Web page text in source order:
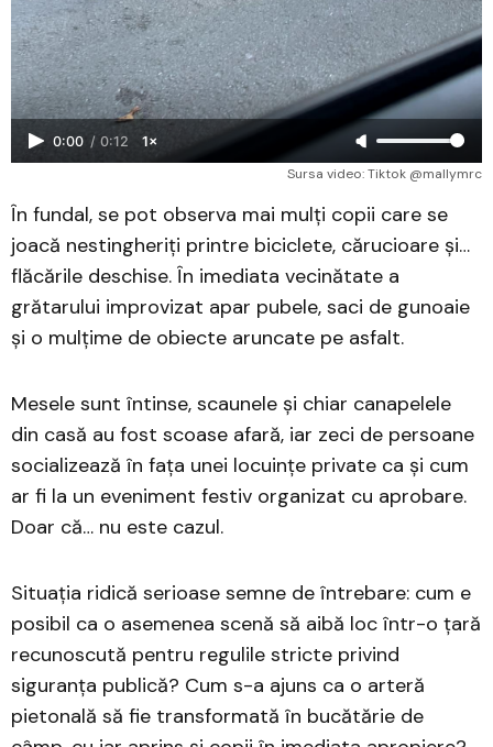
0:00 / 0:12 1×
Sursa video: Tiktok @mallymrc
În fundal, se pot observa mai mulți copii care se
joacă nestingheriți printre biciclete, cărucioare și…
flăcările deschise. În imediata vecinătate a
grătarului improvizat apar pubele, saci de gunoaie
și o mulțime de obiecte aruncate pe asfalt.
Mesele sunt întinse, scaunele și chiar canapelele
din casă au fost scoase afară, iar zeci de persoane
socializează în fața unei locuințe private ca și cum
ar fi la un eveniment festiv organizat cu aprobare.
Doar că… nu este cazul.
Situația ridică serioase semne de întrebare: cum e
posibil ca o asemenea scenă să aibă loc într-o țară
recunoscută pentru regulile stricte privind
siguranța publică? Cum s-a ajuns ca o arteră
pietonală să fie transformată în bucătărie de